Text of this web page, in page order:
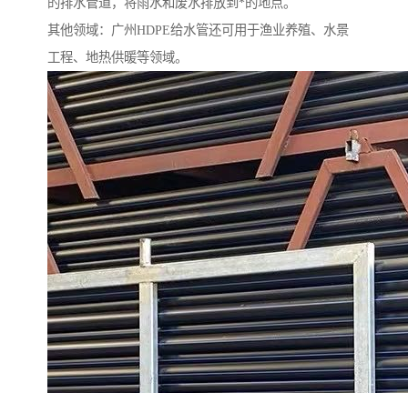
其他领域：广州HDPE给水管还可用于渔业养殖、水景
工程、地热供暖等领域。